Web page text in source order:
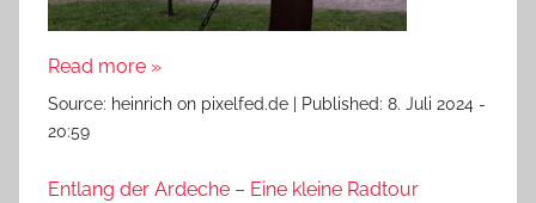
Read more »
Source: heinrich on pixelfed.de Published: 8. Juli 2024 -
20:59
Entlang der Ardeche – Eine kleine Radtour